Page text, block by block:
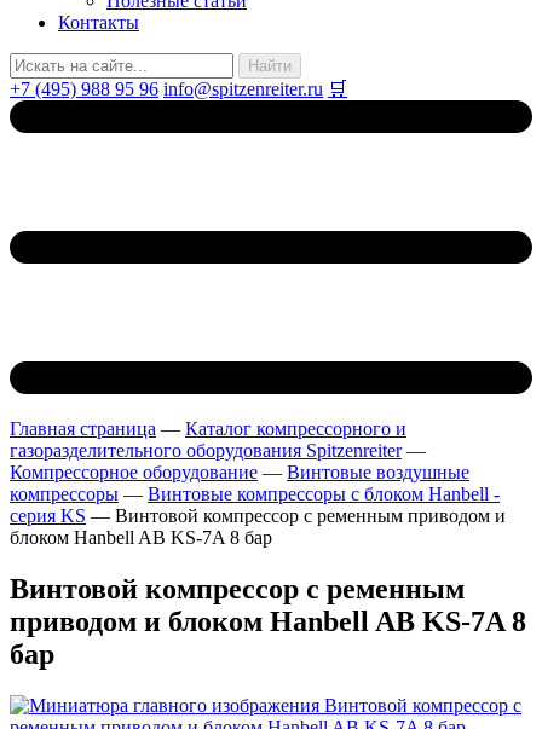
Контакты
+7 (495) 988 95 96 info@spitzenreiter.ru 🛒
Главная страница — Каталог компрессорного и
газоразделительного оборудования Spitzenreiter—
Компрессорное оборудование — Винтовые воздушные
компрессоры — Винтовые компрессоры с блоком Hanbell -
серия KS — Винтовой компрессор с ременным приводом и
блоком Hanbell AB KS-7A 8 бар
Винтовой компрессор с ременным
приводом и блоком Hanbell AB KS-7A 8
бар